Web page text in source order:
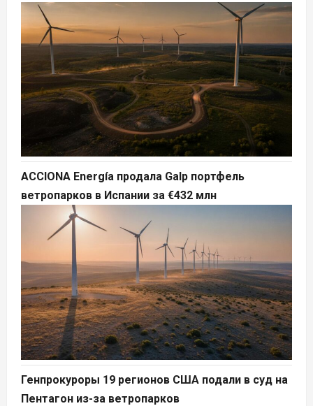
ACCIONA Energía продала Galp портфель
ветропарков в Испании за €432 млн
Генпрокуроры 19 регионов США подали в суд на
Пентагон из-за ветропарков